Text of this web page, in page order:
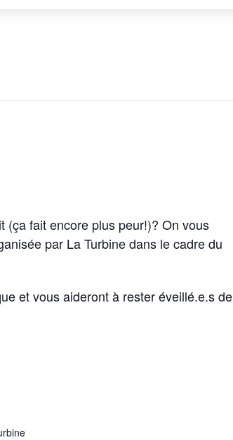
(ça fait encore plus peur!)? On vous
par La Turbine dans le cadre du
et vous aideront à rester éveillé.e.s de